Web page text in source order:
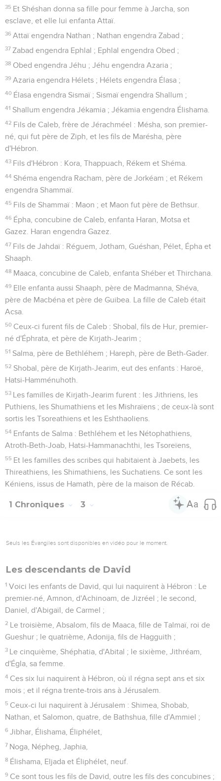
35 Et Shéshan donna sa fille pour femme à Jarcha, son
esclave, et elle lui enfanta Attaï.
36 Attaï engendra Nathan ; Nathan engendra Zabad ;
37 Zabad engendra Ephlal ; Ephlal engendra Obed ;
38 Obed engendra Jéhu ; Jéhu engendra Azaria ;
39 Azaria engendra Hélets ; Hélets engendra Élasa ;
40 Élasa engendra Sismaï ; Sismaï engendra Shallum ;
41 Shallum engendra Jékamia ; Jékamia engendra Élishama.
42 Fils de Caleb, frère de Jérachméel : Mésha, son premier-
né, qui fut père de Ziph, et les fils de Marésha, père
d'Hébron.
43 Fils d'Hébron : Kora, Thappuach, Rékem et Shéma.
44 Shéma engendra Racham, père de Jorkéam ; et Rékem
engendra Shammaï.
45 Fils de Shammaï : Maon ; et Maon fut père de Bethsur.
46 Épha, concubine de Caleb, enfanta Haran, Motsa et
Gazez. Haran engendra Gazez.
47 Fils de Jahdaï : Réguem, Jotham, Guéshan, Pélet, Épha et
Shaaph.
48 Maaca, concubine de Caleb, enfanta Shéber et Thirchana.
49 Elle enfanta aussi Shaaph, père de Madmanna, Shéva,
père de Macbéna et père de Guibea. La fille de Caleb était
Acsa.
50 Ceux-ci furent fils de Caleb : Shobal, fils de Hur, premier-
né d'Éphrata, et père de Kirjath-Jearim ;
51 Salma, père de Bethléhem ; Hareph, père de Beth-Gader.
52 Shobal, père de Kirjath-Jearim, eut des enfants : Haroë,
Hatsi-Hamménuhoth.
53 Les familles de Kirjath-Jearim furent : les Jithriens, les
Puthiens, les Shumathiens et les Mishraïens ; de ceux-là sont
sortis les Tsoreathiens et les Eshthaoliens.
54 Enfants de Salma : Bethléhem et les Nétophathiens,
Atroth-Beth-Joab, Hatsi-Hammanachthi, les Tsoreïens,
55 Et les familles des scribes qui habitaient à Jaebets, les
Thireathiens, les Shimathiens, les Suchatiens. Ce sont les
Kéniens, issus de Hamath, père de la maison de Récab.
1 Chroniques 3
Seuls les Évangiles sont disponibles en vidéo pour le moment.
Les descendants de David
1 Voici les enfants de David, qui lui naquirent à Hébron : Le
premier-né, Amnon, d'Achinoam, de Jizréel ; le second,
Daniel, d'Abigaïl, de Carmel ;
2 Le troisième, Absalom, fils de Maaca, fille de Talmaï, roi de
Gueshur ; le quatrième, Adonija, fils de Hagguith ;
3 Le cinquième, Shéphatia, d'Abital ; le sixième, Jithréam,
d'Égla, sa femme.
4 Ces six lui naquirent à Hébron, où il régna sept ans et six
mois ; et il régna trente-trois ans à Jérusalem.
5 Ceux-ci lui naquirent à Jérusalem : Shimea, Shobab,
Nathan, et Salomon, quatre, de Bathshua, fille d'Ammiel ;
6 Jibhar, Élishama, Éliphélet,
7 Noga, Népheg, Japhia,
8 Élishama, Eljada et Éliphélet, neuf.
9 Ce sont tous les fils de David, outre les fils des concubines ;